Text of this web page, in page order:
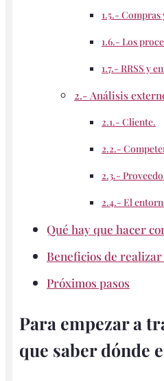
1.5.- Compras
1.6.- Los
1.7.- RRSS y
2.- Análisis
2.1.- Cliente.
2.2.-
2.3.-
2.4.- El
Qué hay que hacer
Beneficios de
Próximos pasos
Para empezar a
que saber dónde